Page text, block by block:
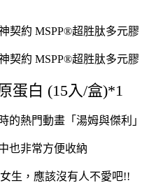
蛋白 (15入/盒)*1
的熱門動畫「湯姆與傑利」
也非常方便收納
生，應該沒有人不愛吧!!